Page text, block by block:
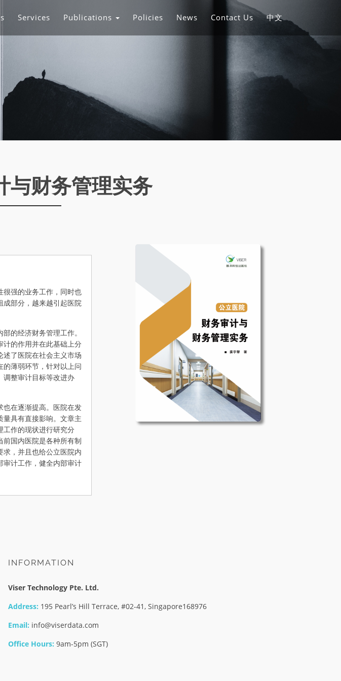
Services Publications Policies News Contact Us 中文
与财务管理实务
强的业务工作，同时也
成部分，越来越引起医院
的经济财务管理工作。
计的作用并在此基础上分
了医院在社会主义市场
薄弱环节，针对以上问
调整审计目标等改进办
在逐渐提高。医院在发
具有直接影响。文章主
工作的现状进行研究分
国内医院是各种所有制
，并且也给公立医院内
审计工作，健全内部审计
INFORMATION
Viser Technology Pte. Ltd.
Address: 195 Pearl’s Hill Terrace, #02-41, Singapore168976
Email: info@viserdata.com
Office Hours: 9am-5pm (SGT)